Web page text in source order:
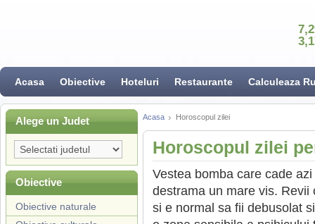
Acasa Obiective Hoteluri Restaurante Calculeaza
Alege un Judet
Obiective
Obiective naturale
Acasa Horoscopul zilei
Horoscopul zilei
Vestea bomba care cade
destrama un mare vis.
si e normal sa fii debusolat